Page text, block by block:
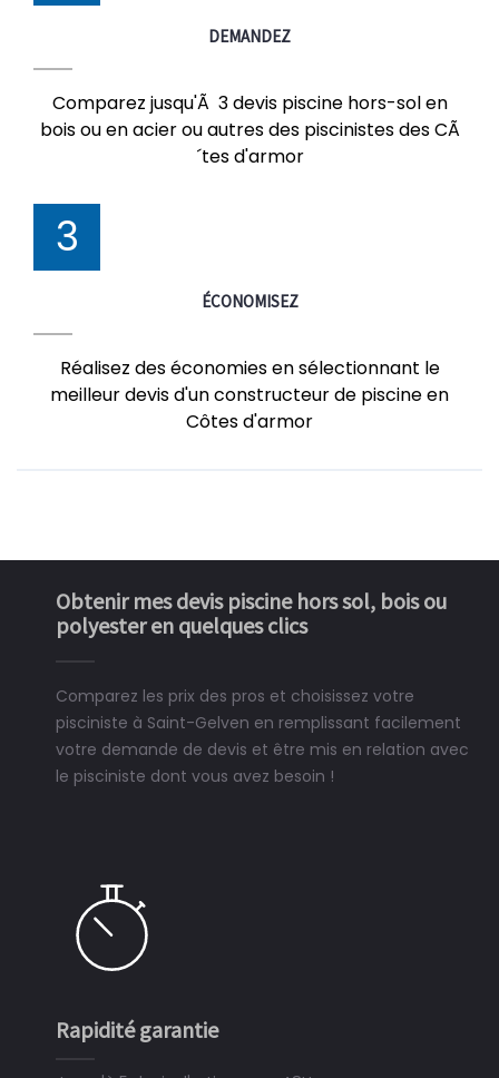
DEMANDEZ
Comparez jusqu'Ã 3 devis piscine hors-sol en
bois ou en acier ou autres des piscinistes des CÃ
´tes d'armor
3
ÉCONOMISEZ
Réalisez des économies en sélectionnant le
meilleur devis d'un constructeur de piscine en
Côtes d'armor
Obtenir mes devis piscine hors sol, bois ou
polyester en quelques clics
Comparez les prix des pros et choisissez votre
pisciniste à Saint-Gelven en remplissant facilement
votre demande de devis et être mis en relation avec
le pisciniste dont vous avez besoin !
Rapidité garantie